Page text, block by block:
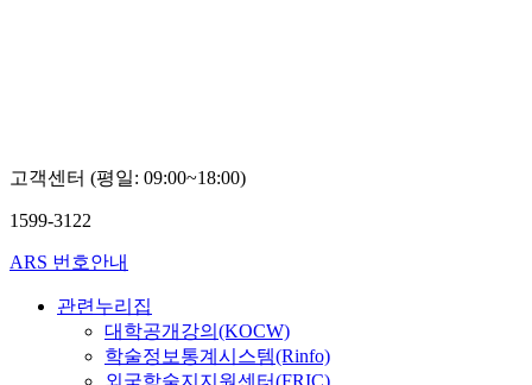
고객센터 (평일: 09:00~18:00)
1599-3122
ARS 번호안내
관련누리집
대학공개강의(KOCW)
학술정보통계시스템(Rinfo)